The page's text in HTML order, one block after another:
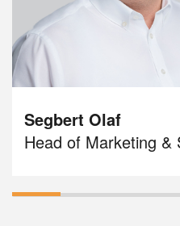
Segbert Olaf
Head of Marketing &